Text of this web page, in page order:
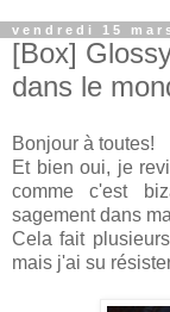
vendredi 15
[Box]
dans le
Bonjour à toutes!
Et bien oui, je
comme c'est
sagement dans
Cela fait
mais j'ai su